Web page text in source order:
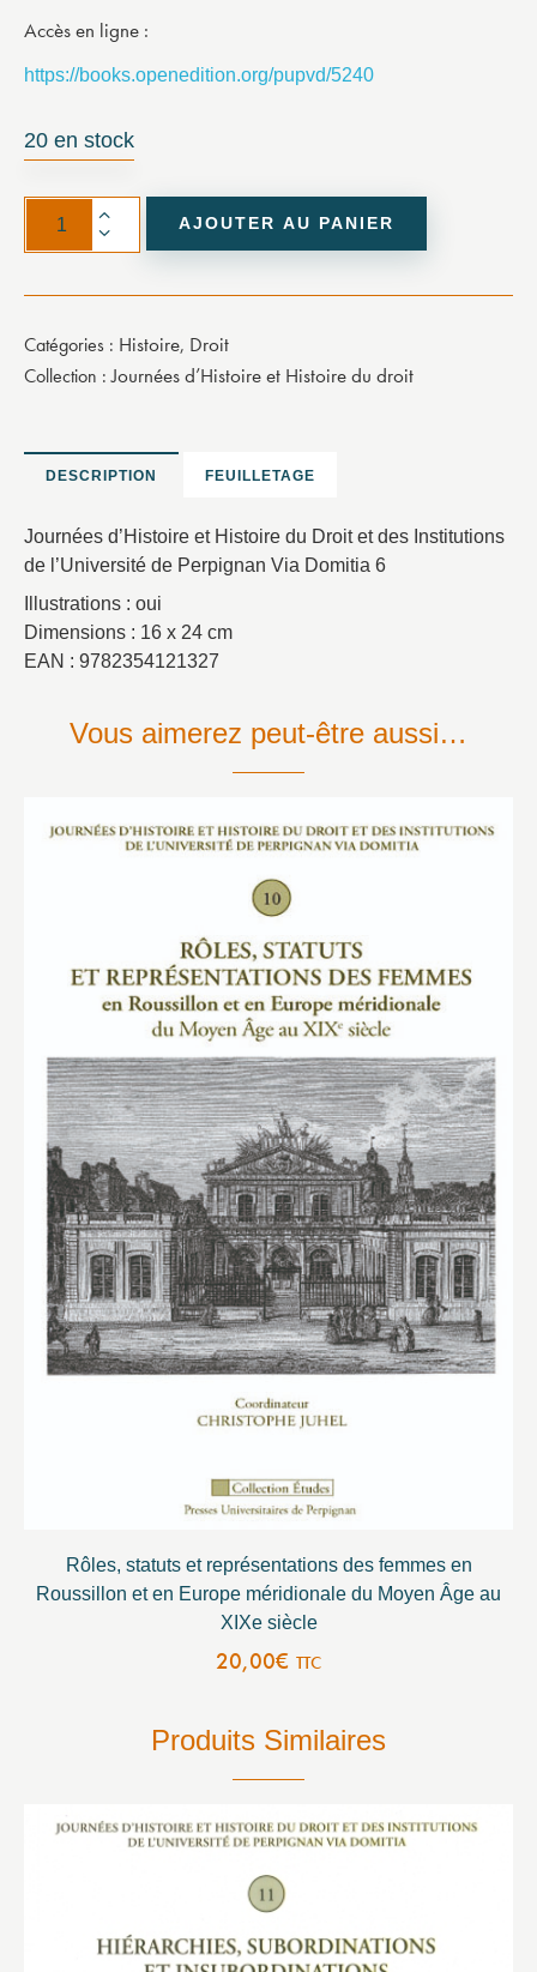
Accès en ligne
https://books.openedition.org/pupvd/5240
20 en stock
AJOUTER AU PANIER
Catégories : Histoire, Droit
Collection :Journées d’Histoire et Histoire du droit
DESCRIPTION FEUILLETAGE
Journées d’Histoire et Histoire du Droit et des Institutions
de l’Université de Perpignan Via Domitia 6
Illustrations : oui
Dimensions : 16 x 24 cm
EAN : 9782354121327
Vous aimerez peut-être aussi…
Rôles, statuts et représentations des femmes en
Roussillon et en Europe méridionale du Moyen Âge au
XIXe siècle
20,00€ TTC
Produits Similaires